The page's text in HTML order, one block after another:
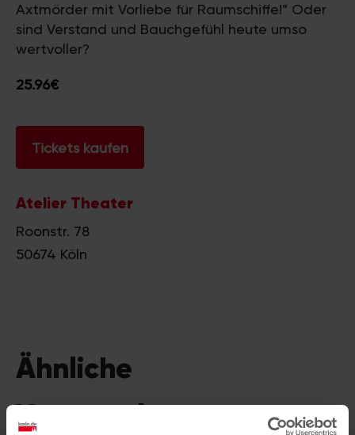
Axtmörder mit Vorliebe für Raumschiffe!” Oder
sind Verstand und Bauchgefühl heute umso
wertvoller?
25.96€
Tickets kaufen
Atelier Theater
Roonstr. 78
50674 Köln
Ähnliche
Veranstaltungen